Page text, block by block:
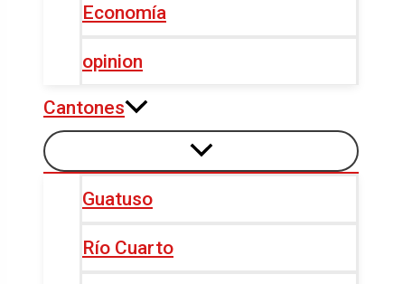
Economía
opinion
Cantones
Guatuso
Río Cuarto